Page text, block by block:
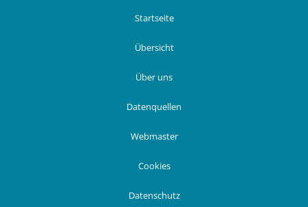
Startseite
Übersicht
Über uns
Datenquellen
Webmaster
Cookies
Datenschutz